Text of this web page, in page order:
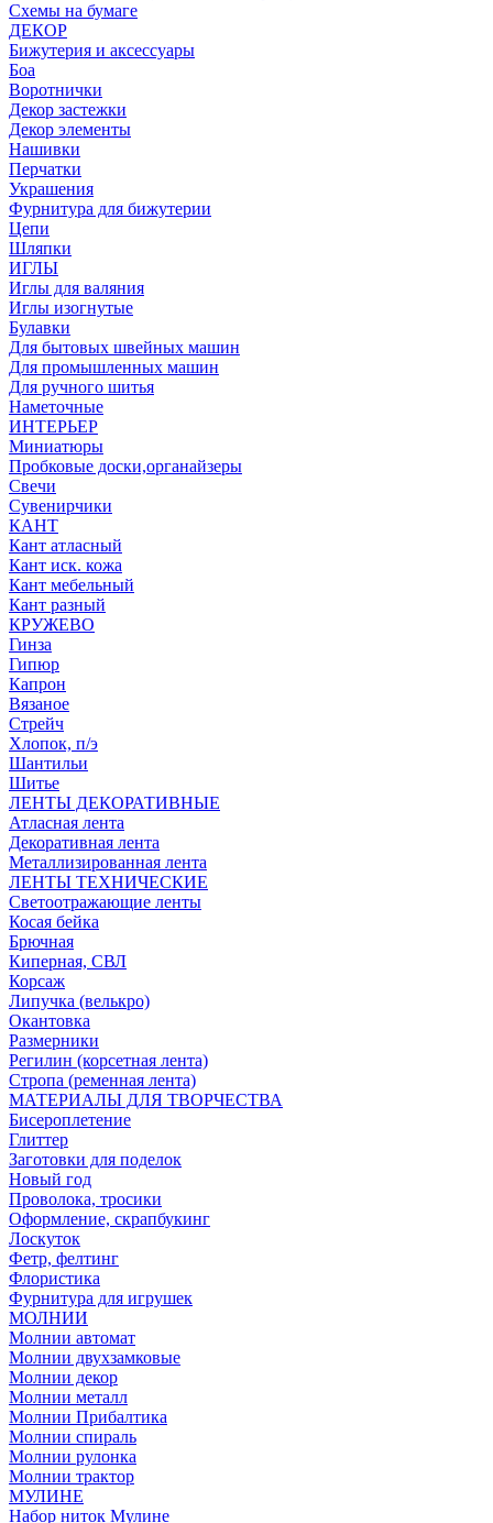
Схемы на бумаге
ДЕКОР
Бижутерия и аксессуары
Боа
Воротнички
Декор застежки
Декор элементы
Нашивки
Перчатки
Украшения
Фурнитура для бижутерии
Цепи
Шляпки
ИГЛЫ
Иглы для валяния
Иглы изогнутые
Булавки
Для бытовых швейных машин
Для промышленных машин
Для ручного шитья
Наметочные
ИНТЕРЬЕР
Миниатюры
Пробковые доски,органайзеры
Свечи
Сувенирчики
КАНТ
Кант атласный
Кант иск. кожа
Кант мебельный
Кант разный
КРУЖЕВО
Гинза
Гипюр
Капрон
Вязаное
Стрейч
Хлопок, п/э
Шантильи
Шитье
ЛЕНТЫ ДЕКОРАТИВНЫЕ
Атласная лента
Декоративная лента
Металлизированная лента
ЛЕНТЫ ТЕХНИЧЕСКИЕ
Светоотражающие ленты
Косая бейка
Брючная
Киперная, СВЛ
Корсаж
Липучка (велькро)
Окантовка
Размерники
Регилин (корсетная лента)
Стропа (ременная лента)
МАТЕРИАЛЫ ДЛЯ ТВОРЧЕСТВА
Бисероплетение
Глиттер
Заготовки для поделок
Новый год
Проволока, тросики
Оформление, скрапбукинг
Лоскуток
Фетр, фелтинг
Флористика
Фурнитура для игрушек
МОЛНИИ
Молнии автомат
Молнии двухзамковые
Молнии декор
Молнии металл
Молнии Прибалтика
Молнии спираль
Молнии рулонка
Молнии трактор
МУЛИНЕ
Набор ниток Мулине